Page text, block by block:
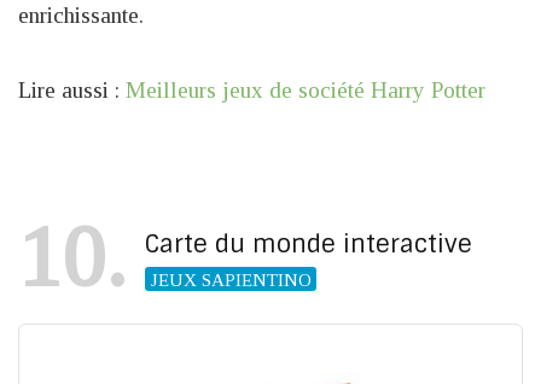
enrichissante.
Lire aussi : Meilleurs jeux de société Harry Potter
10 Carte du monde interactive
JEUX SAPIENTINO